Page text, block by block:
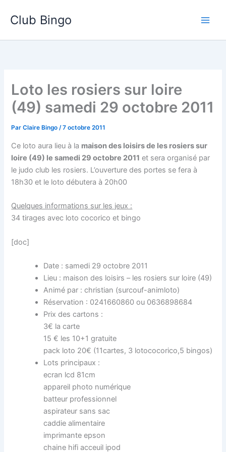
Club Bingo
Loto les rosiers sur loire
(49) samedi 29 octobre 2011
ParClaire Bingo/7 octobre 2011
Ce loto aura lieu à la maison des loisirs de les rosiers sur
loire (49) le samedi 29 octobre 2011 et sera organisé par
le judo club les rosiers. L’ouverture des portes se fera à
18h30 et le loto débutera à 20h00
Quelques informations sur les jeux :
34 tirages avec loto cocorico et bingo
[doc]
Date : samedi 29 octobre 2011
Lieu : maison des loisirs – les rosiers sur loire (49)
Animé par : christian (surcouf-animloto)
Réservation : 0241660860 ou 0636898684
Prix des cartons :
3€ la carte
15 € les 10+1 gratuite
pack loto 20€ (11cartes, 3 lotococorico,5 bingos)
Lots principaux :
ecran lcd 81cm
appareil photo numérique
batteur professionnel
aspirateur sans sac
caddie alimentaire
imprimante epson
chaine hifi acceuil ipod